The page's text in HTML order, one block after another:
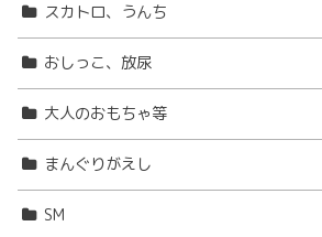
スカトロ、うんち
おしっこ、放尿
大人のおもちゃ等
まんぐりがえし
SM